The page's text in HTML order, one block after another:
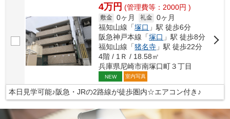
4万円 (管理費等：2000円 )
敷金 0ヶ月 礼金 0ヶ月
福知山線「塚口 」駅 徒歩6分
阪急神戸本線「塚口 」駅 徒歩8分
福知山線「猪名寺 」駅 徒歩22分
4階 / 1Ｒ / 18.58㎡
兵庫県尼崎市南塚口町３丁目
NEW 室内写真
本日見学可能♪阪急・JRの2路線が徒歩圏内☆エアコン付き♪